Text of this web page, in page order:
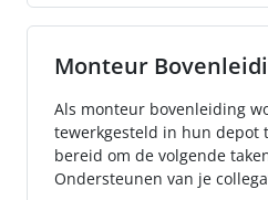
Monteur
Als monteur bovenleiding
tewerkgesteld in hun depot
bereid om de volgende
Ondersteunen van je